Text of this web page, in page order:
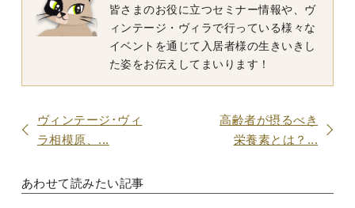
皆さまのお役に立つセミナー情報や、ヴ
ィンテージ・ヴィラで行っている様々な
イベントを通じて入居者様の生きいきし
た姿をお伝えしてまいります！
ヴィンテージ･ヴィ
ラ相模原、...
高齢者が摂るべき
栄養素とは？...
あわせて読みたい記事